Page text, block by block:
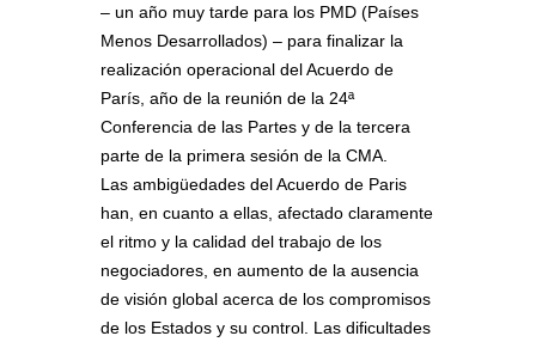
– un año muy tarde para los PMD (Países
Menos Desarrollados) – para finalizar la
realización operacional del Acuerdo de
París, año de la reunión de la 24ª
Conferencia de las Partes y de la tercera
parte de la primera sesión de la CMA.
Las ambigüedades del Acuerdo de Paris
han, en cuanto a ellas, afectado claramente
el ritmo y la calidad del trabajo de los
negociadores, en aumento de la ausencia
de visión global acerca de los compromisos
de los Estados y su control. Las dificultades